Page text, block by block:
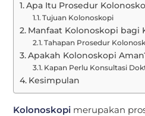
Apa Itu Prosedur
Tujuan Kolonoskopi
Manfaat Kolonoskopi bagi
Tahapan Prosedur
Apakah Kolonoskopi
Kapan Perlu Konsultasi
Kesimpulan
Kolonoskopi merupakan